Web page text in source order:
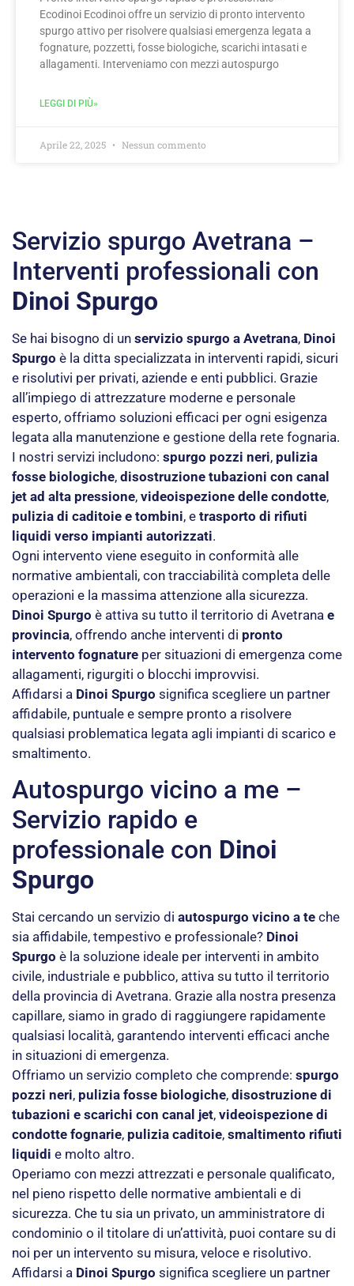
Ecodinoi Ecodinoi offre un servizio di pronto intervento
spurgo attivo per risolvere qualsiasi emergenza legata a
fognature, pozzetti, fosse biologiche, scarichi intasati e
allagamenti. Interveniamo con mezzi autospurgo
LEGGI DI PIÙ»
Aprile 22, 2025 Nessun commento
Servizio spurgo Avetrana –
Interventi professionali con
Dinoi Spurgo
Se hai bisogno di un servizio spurgo a Avetrana, Dinoi
Spurgo è la ditta specializzata in interventi rapidi, sicuri
e risolutivi per privati, aziende e enti pubblici. Grazie
all’impiego di attrezzature moderne e personale
esperto, offriamo soluzioni efficaci per ogni esigenza
legata alla manutenzione e gestione della rete fognaria.
I nostri servizi includono: spurgo pozzi neri, pulizia
fosse biologiche, disostruzione tubazioni con canal
jet ad alta pressione, videoispezione delle condotte,
pulizia di caditoie e tombini, e trasporto di rifiuti
liquidi verso impianti autorizzati.
Ogni intervento viene eseguito in conformità alle
normative ambientali, con tracciabilità completa delle
operazioni e la massima attenzione alla sicurezza.
Dinoi Spurgo è attiva su tutto il territorio di Avetrana e
provincia, offrendo anche interventi di pronto
intervento fognature per situazioni di emergenza come
allagamenti, rigurgiti o blocchi improvvisi.
Affidarsi a Dinoi Spurgo significa scegliere un partner
affidabile, puntuale e sempre pronto a risolvere
qualsiasi problematica legata agli impianti di scarico e
smaltimento.
Autospurgo vicino a me –
Servizio rapido e
professionale con Dinoi
Spurgo
Stai cercando un servizio di autospurgo vicino a te che
sia affidabile, tempestivo e professionale? Dinoi
Spurgo è la soluzione ideale per interventi in ambito
civile, industriale e pubblico, attiva su tutto il territorio
della provincia di Avetrana. Grazie alla nostra presenza
capillare, siamo in grado di raggiungere rapidamente
qualsiasi località, garantendo interventi efficaci anche
in situazioni di emergenza.
Offriamo un servizio completo che comprende: spurgo
pozzi neri, pulizia fosse biologiche, disostruzione di
tubazioni e scarichi con canal jet, videoispezione di
condotte fognarie, pulizia caditoie, smaltimento rifiuti
liquidi e molto altro.
Operiamo con mezzi attrezzati e personale qualificato,
nel pieno rispetto delle normative ambientali e di
sicurezza. Che tu sia un privato, un amministratore di
condominio o il titolare di un’attività, puoi contare su di
noi per un intervento su misura, veloce e risolutivo.
Affidarsi a Dinoi Spurgo significa scegliere un partner